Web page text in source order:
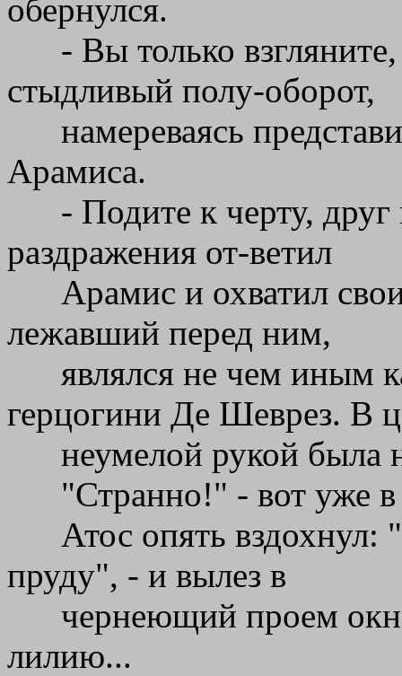
обернулся.
- Вы только
стыдливый полу-оборот,
намереваясь
Арамиса.
- Подите к черту,
раздражения от-ветил
Арамис и охватил
лежавший перед ним,
являлся не чем иным
герцогини Де Шеврез. В
неумелой рукой была
"Странно!" - вот уже
Атос опять
пруду", - и вылез в
чернеющий проем
лилию...